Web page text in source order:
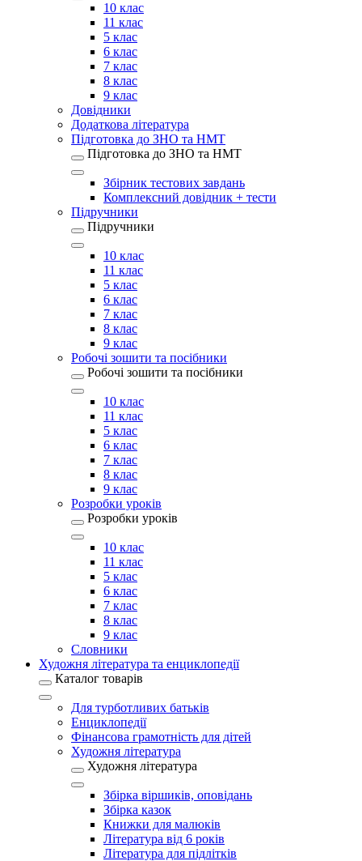
10 клас
11 клас
5 клас
6 клас
7 клас
8 клас
9 клас
Довідники
Додаткова література
Підготовка до ЗНО та НМТ
Підготовка до ЗНО та НМТ
Збірник тестових завдань
Комплексний довідник + тести
Підручники
Підручники
10 клас
11 клас
5 клас
6 клас
7 клас
8 клас
9 клас
Робочі зошити та посібники
Робочі зошити та посібники
10 клас
11 клас
5 клас
6 клас
7 клас
8 клас
9 клас
Розробки уроків
Розробки уроків
10 клас
11 клас
5 клас
6 клас
7 клас
8 клас
9 клас
Словники
Художня література та енциклопедії
Каталог товарів
Для турботливих батьків
Енциклопедії
Фінансова грамотність для дітей
Художня література
Художня література
Збірка віршиків, оповідань
Збірка казок
Книжки для малюків
Література від 6 років
Література для підлітків